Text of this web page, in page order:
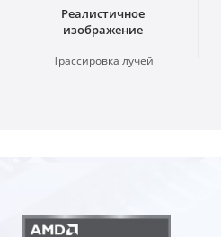
Реалистичное
изображение
Трассировка лучей